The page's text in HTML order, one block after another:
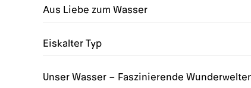
Aus Liebe zum Wasser
Eiskalter Typ
Unser Wasser – Faszinierende